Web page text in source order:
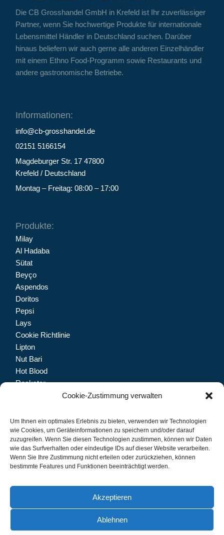
Cookie-Zustimmung verwalten
Um Ihnen ein optimales Erlebnis zu bieten, verwenden wir Technologien
wie Cookies, um Geräteinformationen zu speichern und/oder darauf
zuzugreifen. Wenn Sie diesen Technologien zustimmen, können wir Daten
wie das Surfverhalten oder eindeutige IDs auf dieser Website verarbeiten.
Wenn Sie Ihre Zustimmung nicht erteilen oder zurückziehen, können
bestimmte Features und Funktionen beeinträchtigt werden.
Akzeptieren
Ablehnen
Die CB Grosshandel GmbH in Krefeld ist Ihr zuverlässiger
Partner, wenn Sie hochwertige Produkte für internationale
Lebensmittel Händler in Deutschland suchen. Darüber
hinaus beliefern wir auch gerne alle anderen Einzelhändler
mit einem Ethno Food-Programm sowie Restaurants und
andere gastronomische Betriebe.
Informationen:
info@cb-grosshandel.de
02151 5166154
Magdeburger Str. 17 47800
Krefeld / Deutschland
Montag – Freitag: 08:00 – 17:00
Produkte:
Milay
Al Hadaba
Sütat
Beyço
Aspendos
Doritos
Pepsi
Lays
Cookie Richtlinie
Lipton
Nut Bari
Hot Blood
Rockstar
Meryem Hanım
Let's connect.